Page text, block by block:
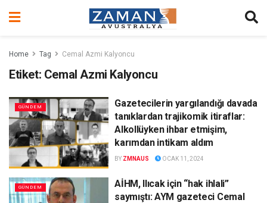
Home Tag Cemal Azmi Kalyoncu
Etiket: Cemal Azmi Kalyoncu
GÜNDEM
Gazetecilerin yargılandığı davada
tanıklardan trajikomik itiraflar:
Alkollüyken ihbar etmişim,
karımdan intikam aldım
BY ZMNAUS OCAK 11, 2024
GÜNDEM
AİHM, Ilıcak için “hak ihlali”
saymıştı: AYM gazeteci Cemal